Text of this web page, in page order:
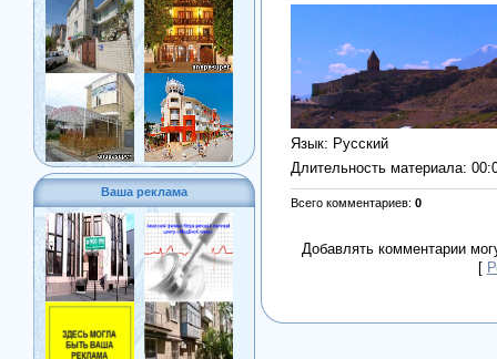
Ваша реклама
Язык: Русский
Длительность материала:
Всего комментариев: 0
Добавлять комментарии
[